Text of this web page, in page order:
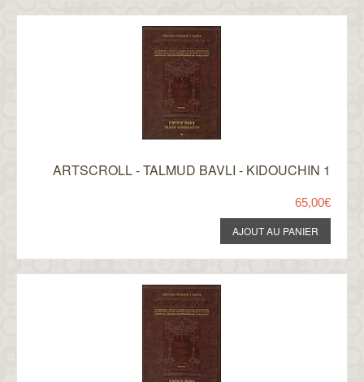
ARTSCROLL - TALMUD BAVLI - KIDOUCHIN 1
65,00€